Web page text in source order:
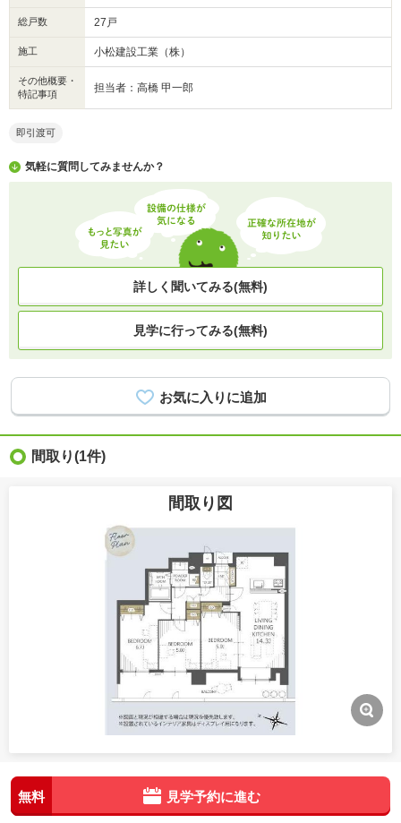
総戸数 27戸
施工 小松建設工業（株）
その他概要・
特記事項
担当者：高橋 甲一郎
即引渡可
気軽に質問してみませんか？
詳しく聞いてみる(無料)
見学に行ってみる(無料)
間取り(1件)
間取り図
無料 見学予約に進む